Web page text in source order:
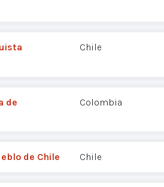
Chile
de
Colombia
de Chile Chile